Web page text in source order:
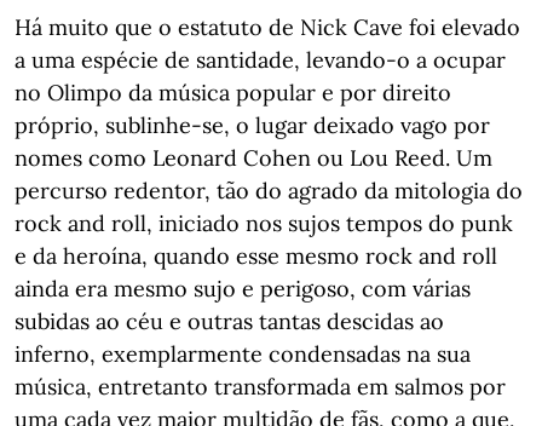
Há muito que o estatuto de Nick Cave foi elevado
a uma espécie de santidade, levando-o a ocupar
no Olimpo da música popular e por direito
próprio, sublinhe-se, o lugar deixado vago por
nomes como Leonard Cohen ou Lou Reed. Um
percurso redentor, tão do agrado da mitologia do
rock and roll, iniciado nos sujos tempos do punk
e da heroína, quando esse mesmo rock and roll
ainda era mesmo sujo e perigoso, com várias
subidas ao céu e outras tantas descidas ao
inferno, exemplarmente condensadas na sua
música, entretanto transformada em salmos por
uma cada vez maior multidão de fãs, como a que,